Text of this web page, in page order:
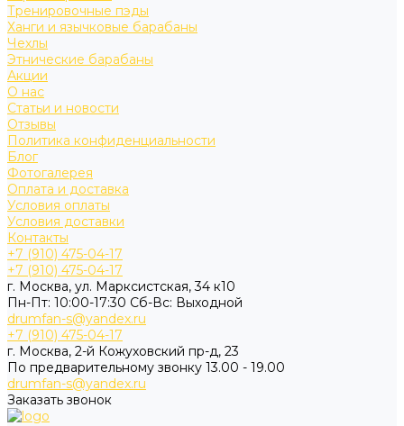
Тренировочные пэды
Ханги и язычковые барабаны
Чехлы
Этнические барабаны
Акции
О нас
Статьи и новости
Отзывы
Политика конфиденциальности
Блог
Фотогалерея
Оплата и доставка
Условия оплаты
Условия доставки
Контакты
+7 (910) 475-04-17
+7 (910) 475-04-17
г. Москва, ул. Марксистская, 34 к10
Пн-Пт: 10:00-17:30 Cб-Вс: Выходной
drumfan-s@yandex.ru
+7 (910) 475-04-17
г. Москва, 2-й Кожуховский пр-д, 23
По предварительному звонку 13.00 - 19.00
drumfan-s@yandex.ru
Заказать звонок